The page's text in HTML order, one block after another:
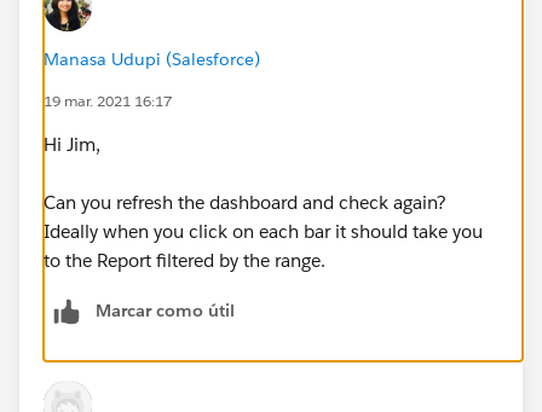
Manasa Udupi (Salesforce)
19 mar. 2021 16:17
Hi Jim,
Can you refresh the dashboard and check again?
Ideally when you click on each bar it should take you
to the Report filtered by the range.
Marcar como útil